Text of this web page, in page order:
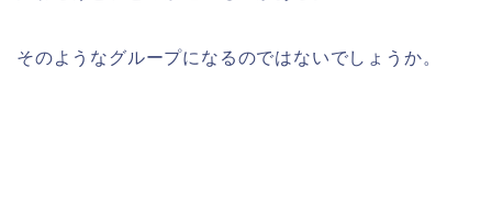
そのようなグループになるのではないでしょうか。